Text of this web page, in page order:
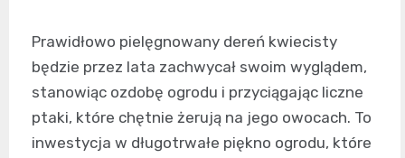
Prawidłowo pielęgnowany dereń kwiecisty
będzie przez lata zachwycał swoim wyglądem,
stanowiąc ozdobę ogrodu i przyciągając liczne
ptaki, które chętnie żerują na jego owocach. To
inwestycja w długotrwałe piękno ogrodu, które